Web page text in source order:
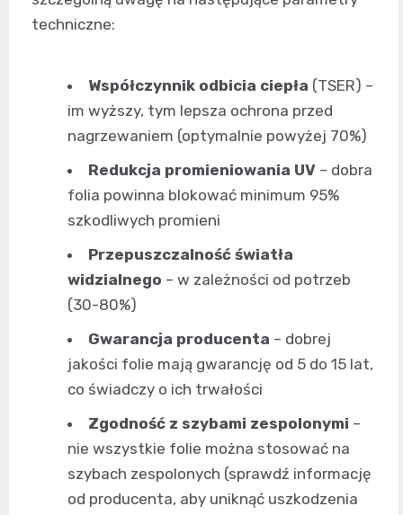
techniczne:
Współczynnik odbicia ciepła (TSER) –
im wyższy, tym lepsza ochrona przed
nagrzewaniem (optymalnie powyżej 70%)
Redukcja promieniowania UV – dobra
folia powinna blokować minimum 95%
szkodliwych promieni
Przepuszczalność światła
widzialnego – w zależności od potrzeb
(30-80%)
Gwarancja producenta – dobrej
jakości folie mają gwarancję od 5 do 15 lat,
co świadczy o ich trwałości
Zgodność z szybami zespolonymi –
nie wszystkie folie można stosować na
szybach zespolonych (sprawdź informację
od producenta, aby uniknąć uszkodzenia